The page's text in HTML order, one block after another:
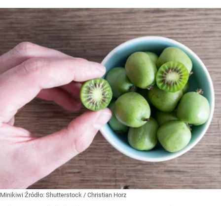
Minikiwi Źródło: Shutterstock / Christian Horz